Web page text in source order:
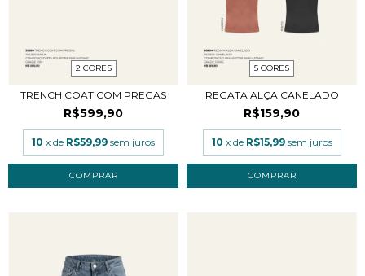
2 CORES
TRENCH COAT COM PREGAS
R$599,90
10 x de R$59,99 sem juros
COMPRAR
5 CORES
REGATA ALÇA CANELADO
R$159,90
10 x de R$15,99 sem juros
COMPRAR